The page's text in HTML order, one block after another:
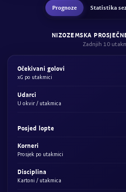
Prognoze Statistika
NIZOZEMSKA
Zadnjih 10
Očekivani golovi
xG po utakmici
Udarci
U okvir / utakmica
Posjed lopte
Korneri
Prosjek po utakmici
Disciplina
Kartoni / utakmica